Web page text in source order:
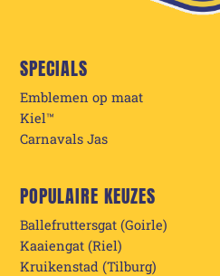
SPECIALS
Emblemen op maat
Kiel™
Carnavals Jas
POPULAIRE KEUZES
Ballefruttersgat (Goirle)
Kaaiengat (Riel)
Kruikenstad (Tilburg)